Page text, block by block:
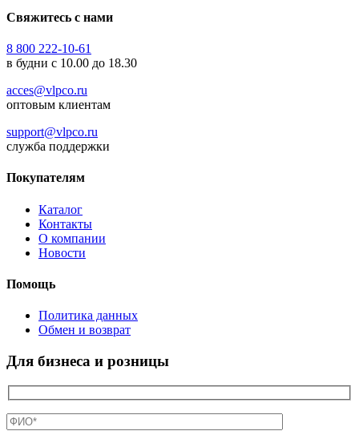
Свяжитесь с нами
8 800 222-10-61
в будни с 10.00 до 18.30
acces@vlpco.ru
оптовым клиентам
support@vlpco.ru
служба поддержки
Покупателям
Каталог
Контакты
О компании
Новости
Помощь
Политика данных
Обмен и возврат
Для бизнеса и розницы